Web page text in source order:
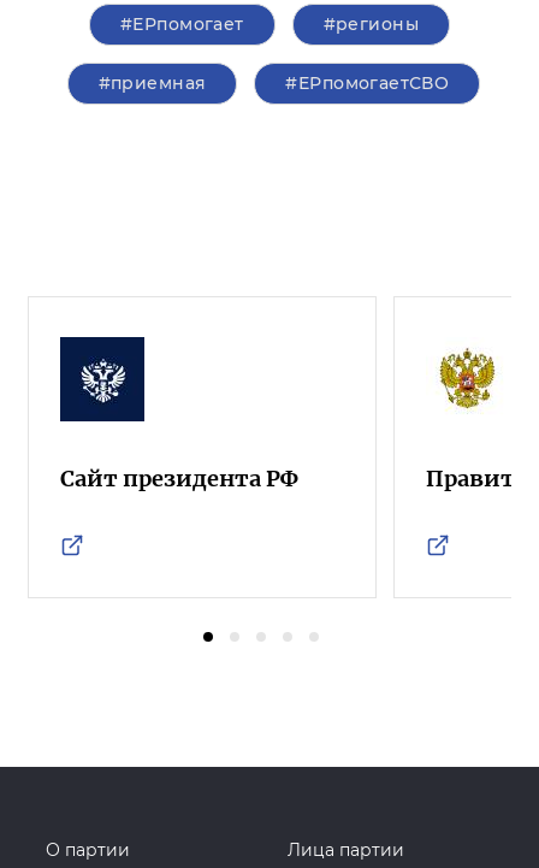
#ЕРпомогает #регионы
#приемная #ЕРпомогаетСВО
Сайт президента РФ
О партии
Лица партии